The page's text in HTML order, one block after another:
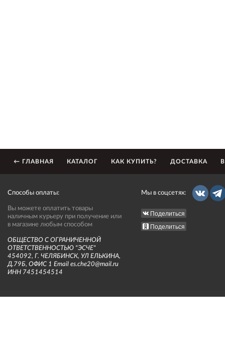
← ГЛАВНАЯ КАТАЛОГ КАК КУПИТЬ? ДОСТАВКА
Способы оплаты:
Вы можете оплатить товары
наличным курьеру при получение или
в магазине любым способом
ОБЩЕСТВО С ОГРАНИЧЕННОЙ
ОТВЕТСТВЕННОСТЬЮ "ЭСЧЕ"
454092, Г. ЧЕЛЯБИНСК, УЛ ЕЛЬКИНА,
Д.79Б, ОФИС 1 Email es.che20@mail.ru
ИНН 7451454514
Мы в соцсетях:
Поделиться
Поделиться